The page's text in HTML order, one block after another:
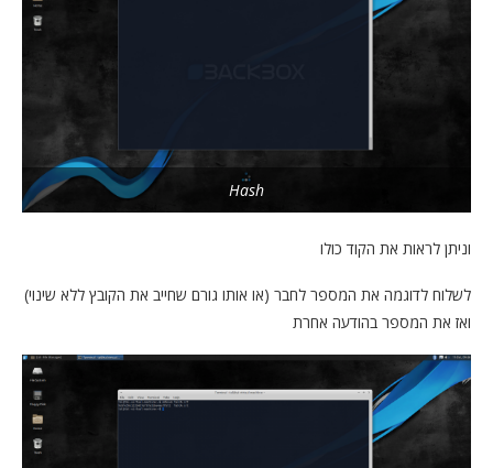
Hash
וניתן לראות את הקוד כולו
לשלוח לדוגמה את המספר לחבר (או אותו גורם שחייב את הקובץ ללא שינוי)
ואז את המספר בהודעה אחרת